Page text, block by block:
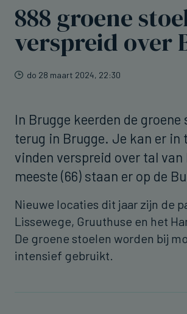
888 groene
verspreid over
do 28 maart 2024, 22:30
In Brugge keerden de groene
terug in Brugge. Je kan er in
vinden verspreid over tal van
meeste (66) staan er op de
Nieuwe locaties dit jaar zijn de
Lissewege, Gruuthuse en het
De groene stoelen worden bij
intensief gebruikt.